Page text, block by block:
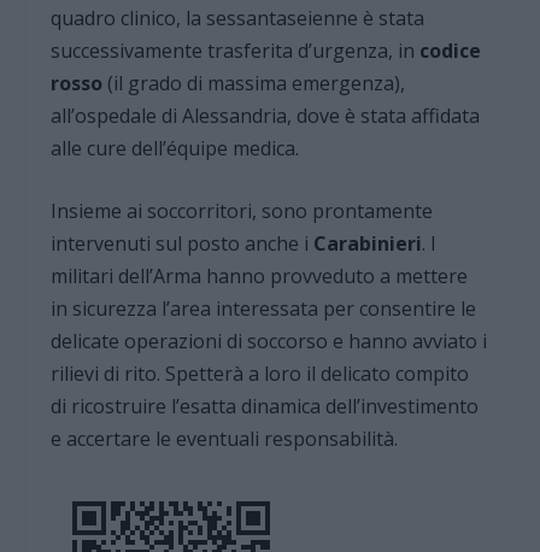
quadro clinico, la sessantaseienne è stata
successivamente trasferita d’urgenza, in codice
rosso (il grado di massima emergenza),
all’ospedale di Alessandria, dove è stata affidata
alle cure dell’équipe medica.
Insieme ai soccorritori, sono prontamente
intervenuti sul posto anche i Carabinieri. I
militari dell’Arma hanno provveduto a mettere
in sicurezza l’area interessata per consentire le
delicate operazioni di soccorso e hanno avviato i
rilievi di rito. Spetterà a loro il delicato compito
di ricostruire l’esatta dinamica dell’investimento
e accertare le eventuali responsabilità.